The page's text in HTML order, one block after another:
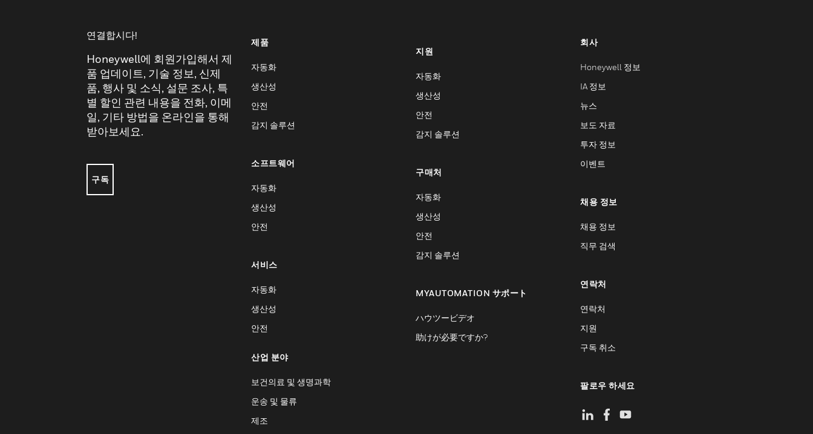
연결합시다!
Honeywell에 회원가입해서 제
품 업데이트, 기술 정보, 신제
품, 행사 및 소식, 설문 조사, 특
별 할인 관련 내용을 전화, 이메
일, 기타 방법을 온라인을 통해
받아보세요.
구독
제품
자동화
생산성
안전
감지 솔루션
소프트웨어
자동화
생산성
안전
서비스
자동화
생산성
안전
산업 분야
보건의료 및 생명과학
운송 및 물류
제조
지원
자동화
생산성
안전
감지 솔루션
구매처
자동화
생산성
안전
감지 솔루션
MYAUTOMATION サポート
ハウツービデオ
助けが必要ですか?
회사
Honeywell 정보
IA 정보
뉴스
보도 자료
투자 정보
이벤트
채용 정보
채용 정보
직무 검색
연락처
연락처
지원
구독 취소
팔로우 하세요